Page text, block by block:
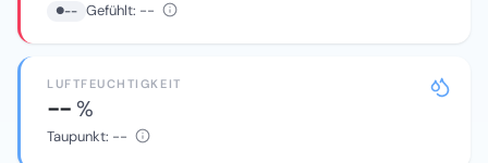
-- Gefühlt: --
LUFTFEUCHTIGKEIT
--%
Taupunkt: --